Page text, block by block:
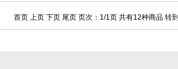
首页 上页 下页 尾页 页次：1/1页 共有12种商品 转到